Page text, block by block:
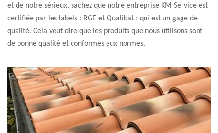
et de notre sérieux, sachez que notre entreprise KM Service est
certifiée par les labels : RGE et Qualibat ; qui est un gage de
qualité. Cela veut dire que les produits que nous utilisons sont
de bonne qualité et conformes aux normes.